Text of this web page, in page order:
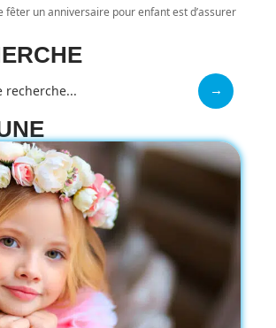
fêter un anniversaire pour enfant est d’assurer